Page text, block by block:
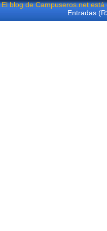
El blog de Campuseros.net
Entradas